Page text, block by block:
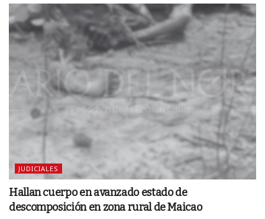
JUDICIALES
Hallan cuerpo en avanzado estado de
descomposición en zona rural de Maicao